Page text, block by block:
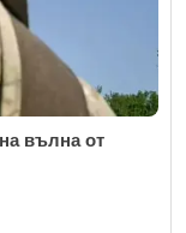
вълна от